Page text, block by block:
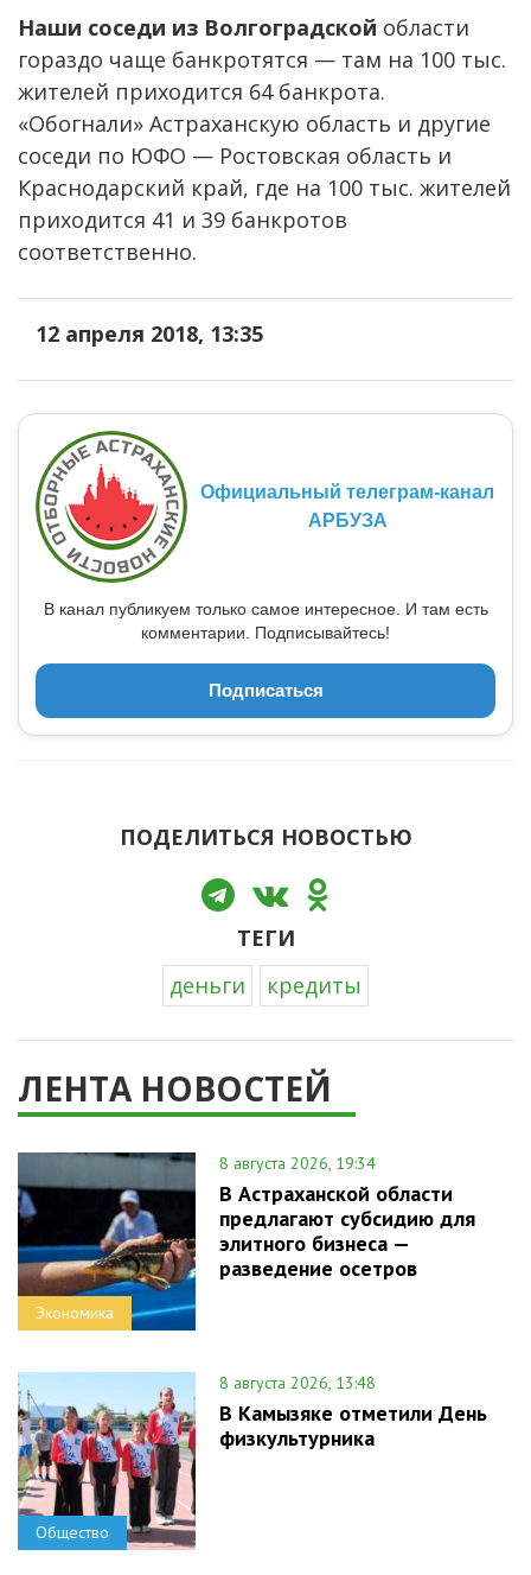
Наши соседи из Волгоградской области
гораздо чаще банкротятся — там на 100 тыс.
жителей приходится 64 банкрота.
«Обогнали» Астраханскую область и другие
соседи по ЮФО — Ростовская область и
Краснодарский край, где на 100 тыс. жителей
приходится 41 и 39 банкротов
соответственно.
12 апреля 2018, 13:35
Официальный телеграм-канал
АРБУЗА
В канал публикуем только самое интересное. И там есть
комментарии. Подписывайтесь!
Подписаться
ПОДЕЛИТЬСЯ НОВОСТЬЮ
ТЕГИ
деньги
кредиты
ЛЕНТА НОВОСТЕЙ
Экономика
8 августа 2026, 19:34
В Астраханской области
предлагают субсидию для
элитного бизнеса —
разведение осетров
Общество
8 августа 2026, 13:48
В Камызяке отметили День
физкультурника